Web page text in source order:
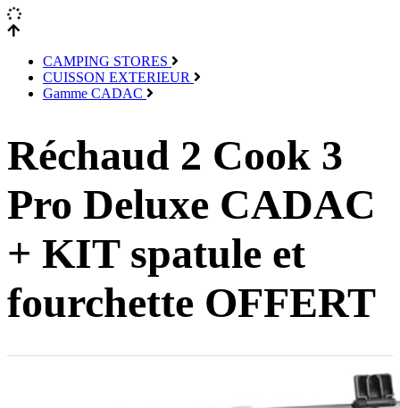
CAMPING STORES
CUISSON EXTERIEUR
Gamme CADAC
Réchaud 2 Cook 3
Pro Deluxe CADAC
+ KIT spatule et
fourchette OFFERT